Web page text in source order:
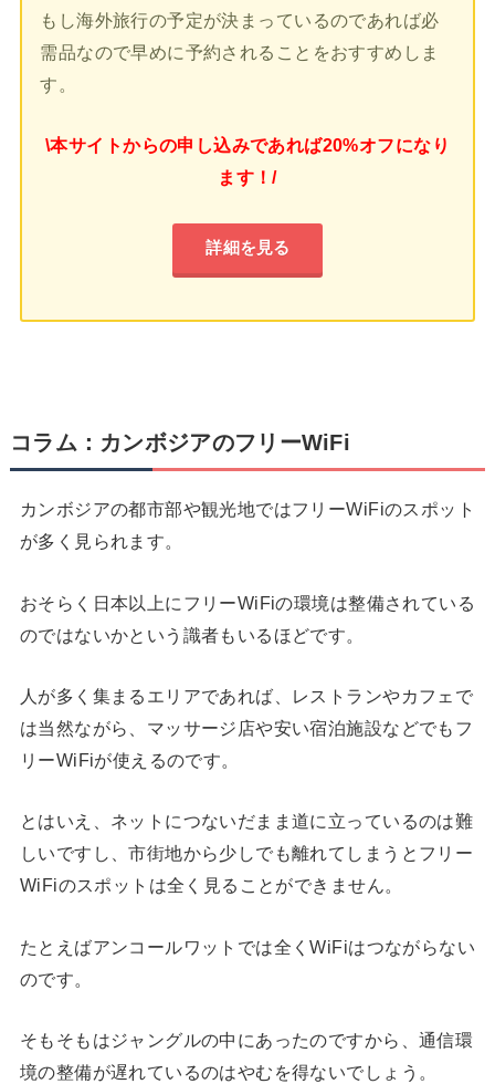
もし海外旅行の予定が決まっているのであれば必
需品なので早めに予約されることをおすすめしま
す。
\本サイトからの申し込みであれば20%オフになり
ます！/
詳細を見る
コラム：カンボジアのフリーWiFi
カンボジアの都市部や観光地ではフリーWiFiのスポット
が多く見られます。
おそらく日本以上にフリーWiFiの環境は整備されている
のではないかという識者もいるほどです。
人が多く集まるエリアであれば、レストランやカフェで
は当然ながら、マッサージ店や安い宿泊施設などでもフ
リーWiFiが使えるのです。
とはいえ、ネットにつないだまま道に立っているのは難
しいですし、市街地から少しでも離れてしまうとフリー
WiFiのスポットは全く見ることができません。
たとえばアンコールワットでは全くWiFiはつながらない
のです。
そもそもはジャングルの中にあったのですから、通信環
境の整備が遅れているのはやむを得ないでしょう。